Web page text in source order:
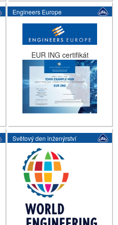
Engineers Europe
EUR ING certifikát
Světový den inženýrství